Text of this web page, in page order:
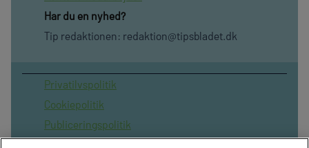
Har du en nyhed?
Tip redaktionen: redaktion@tipsbladet.dk
Privatilvspolitik
Cookiepolitik
Publiceringspolitik